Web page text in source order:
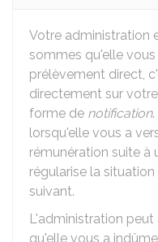
Votre administration
sommes qu'elle
prélèvement direct,
directement sur
forme de notification
lorsqu'elle vous a
rémunération suite à
régularise la
suivant.
L'administration
qu'elle vous a